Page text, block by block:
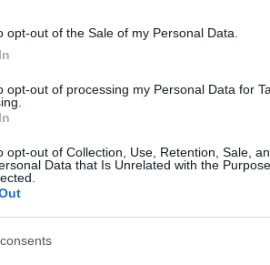
opt-out of the Sale of my Personal Data.
opt-out of processing my Personal Data for
opt-out of Collection, Use, Retention, Sale,
Data that Is Unrelated with the
conocido en redes sociales como
TikTok información valiosa sobre
más de 14 años de experiencia,
los sueldos pueden variar en
etapas iniciales
de la gastronomía, las
generalmente no